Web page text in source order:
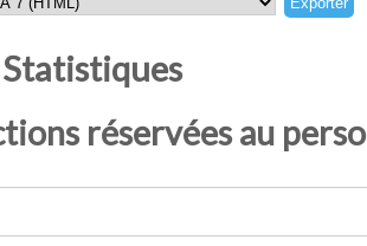
Statistiques
réservées au